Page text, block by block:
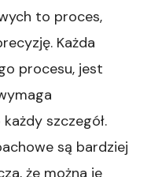
to proces,
Każda
procesu, jest
szczegół.
są bardziej